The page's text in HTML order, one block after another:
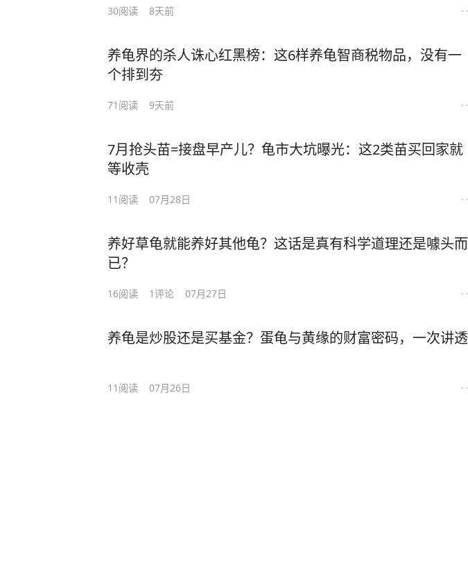
30阅读 8天前
养龟界的杀人诛心红黑榜：这6样养龟智商税物品，没有一
个排到夯
71 阅读 9天前
7月抢头苗=接盘早产儿？龟市大坑曝光：这2类苗买回家就
等收壳
11 阅读 07月28日
养好草龟就能养好其他龟？这话是真有科学道理还是噱头而
已？
16阅读 1评论 07月27日
养龟是炒股还是买基金？蛋龟与黄缘的财富密码，一次讲透
11 阅读 07月26日